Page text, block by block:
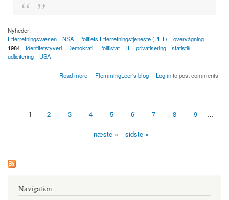
Nyheder:
Efterretningsvæsen
NSA Politiets Efterretningstjeneste (PET)
overvågning
1984
Identitetstyveri Demokrati Politistat IT privatisering
statistik
udlicitering
USA
Read more
about Frygt for at dæmningen til overvågningsdata bryder sammen
FlemmingLeer's blog Log into post comments
1 2 3 4 5 6 7 8 9 …
næste » sidste »
Navigation